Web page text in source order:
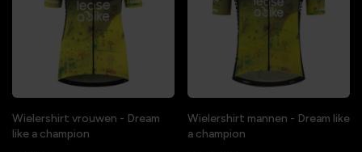
Wielershirt vrouwen - Dream
like a champion
Wielershirt mannen - Dream like
a champion